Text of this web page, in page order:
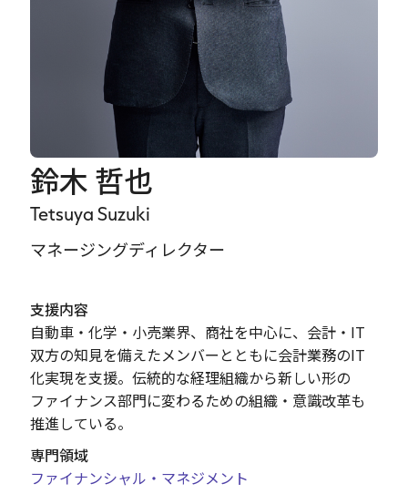
EN
JP
サイト内検索
Contact
鈴木 哲也
Tetsuya Suzuki
マネージングディレクター
支援内容
自動車・化学・小売業界、商社を中心に、会計・IT
双方の知見を備えたメンバーとともに会計業務のIT
化実現を支援。伝統的な経理組織から新しい形の
ファイナンス部門に変わるための組織・意識改革も
推進している。
専門領域
ファイナンシャル・マネジメント